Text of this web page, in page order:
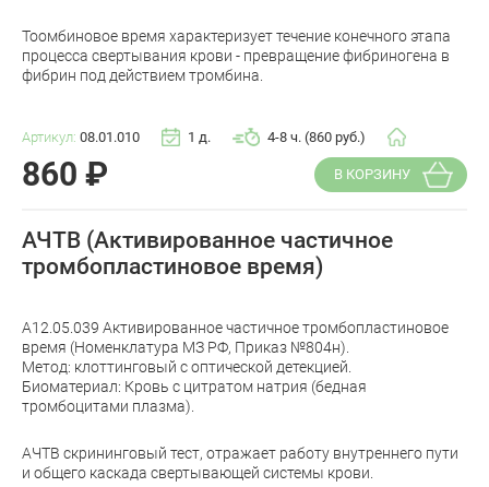
Тоомбиновое время характеризует течение конечного этапа
процесса свертывания крови - превращение фибриногена в
фибрин под действием тромбина.
Артикул: 08.01.010 1 д. 4-8 ч. (860 руб.)
860 ₽ В КОРЗИНУ
АЧТВ (Активированное частичное
тромбопластиновое время)
A12.05.039 Активированное частичное тромбопластиновое
время (Номенклатура МЗ РФ, Приказ №804н).
Метод: клоттинговый с оптической детекцией.
Биоматериал: Кровь с цитратом натрия (бедная
тромбоцитами плазма).
АЧТВ скрининговый тест, отражает работу внутреннего пути
и общего каскада свертывающей системы крови.